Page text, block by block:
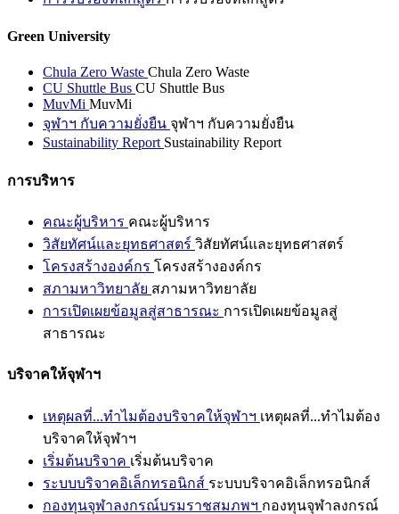
Green University
Chula Zero Waste Chula Zero Waste
CU Shuttle Bus CU Shuttle Bus
MuvMi MuvMi
จุฬาฯ กับความยั่งยืน จุฬาฯ กับความยั่งยืน
Sustainability Report Sustainability Report
การบริหาร
คณะผู้บริหาร คณะผู้บริหาร
วิสัยทัศน์และยุทธศาสตร์ วิสัยทัศน์และยุทธศาสตร์
โครงสร้างองค์กร โครงสร้างองค์กร
สภามหาวิทยาลัย สภามหาวิทยาลัย
การเปิดเผยข้อมูลสู่สาธารณะ การเปิดเผยข้อมูลสู่
สาธารณะ
บริจาคให้จุฬาฯ
เหตุผลที่...ทำไมต้องบริจาคให้จุฬาฯ เหตุผลที่...ทำไมต้อง
บริจาคให้จุฬาฯ
เริ่มต้นบริจาค เริ่มต้นบริจาค
ระบบบริจาคอิเล็กทรอนิกส์ ระบบบริจาคอิเล็กทรอนิกส์
กองทุนจุฬาลงกรณ์บรมราชสมภพฯ กองทุนจุฬาลงกรณ์